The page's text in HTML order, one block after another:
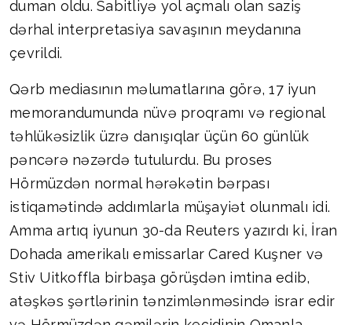
duman oldu. Sabitliyə yol açmalı olan saziş
dərhal interpretasiya savaşının meydanına
çevrildi.
Qərb mediasının məlumatlarına görə, 17 iyun
memorandumunda nüvə proqramı və regional
təhlükəsizlik üzrə danışıqlar üçün 60 günlük
pəncərə nəzərdə tutulurdu. Bu proses
Hörmüzdən normal hərəkətin bərpası
istiqamətində addımlarla müşayiət olunmalı idi.
Amma artıq iyunun 30-da Reuters yazırdı ki, İran
Dohada amerikalı emissarlar Cared Kuşner və
Stiv Uitkoffla birbaşa görüşdən imtina edib,
atəşkəs şərtlərinin tənzimlənməsində israr edir